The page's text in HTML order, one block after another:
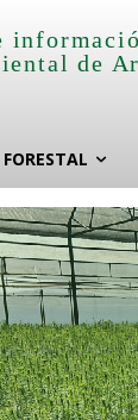
de
FORESTAL